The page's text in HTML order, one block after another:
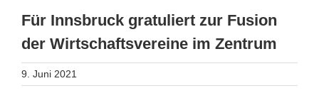
Für Innsbruck gratuliert zur Fusion
der Wirtschaftsvereine im Zentrum
9. Juni 2021